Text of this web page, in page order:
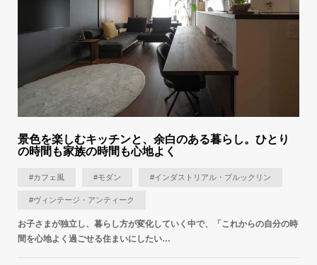
景色を楽しむキッチンと、余白のある暮らし。ひとり
の時間も家族の時間も心地よく
#カフェ風 #モダン #インダストリアル・ブルックリン
#ヴィンテージ・アンティーク
お子さまが独立し、暮らし方が変化していく中で、「これからの自分の時
間を心地よく過ごせる住まいにしたい…